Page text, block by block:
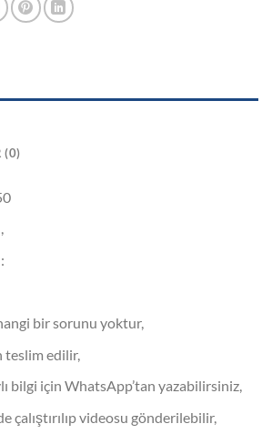
(0)
bir sorunu yoktur,
teslim edilir,
bilgi için WhatsApp’tan yazabilirsiniz,
çalıştırılıp videosu gönderilebilir,